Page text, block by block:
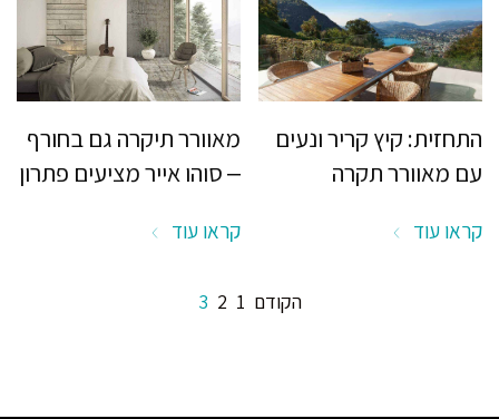
התחזית: קיץ קריר ונעים
עם מאוורר תקרה
קראו עוד
מאוורר תיקרה גם בחורף
– סוהו אייר מציעים פתרון
קראו עוד
הקודם 1
2
3